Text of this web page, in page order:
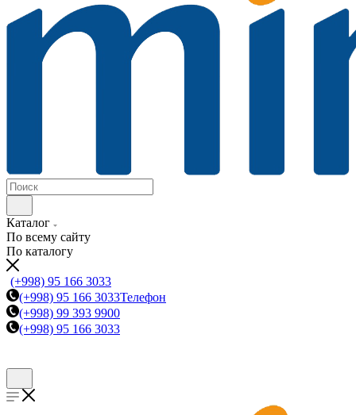
Каталог
По всему сайту
По каталогу
(+998) 95 166 3033
(+998) 95 166 3033Телефон
(+998) 99 393 9900
(+998) 95 166 3033